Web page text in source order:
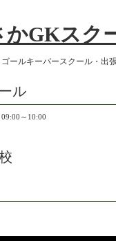
かGKスク
ールキーパースクール・出
ル
～10:00